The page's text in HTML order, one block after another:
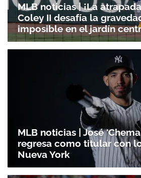
MLB noticias | ¡La
Coley II desafía la
imposible en el jardín
MLB noticias | José
regresa como titular con
Nueva York